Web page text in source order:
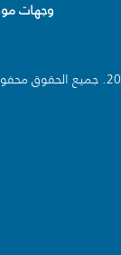
وجهات